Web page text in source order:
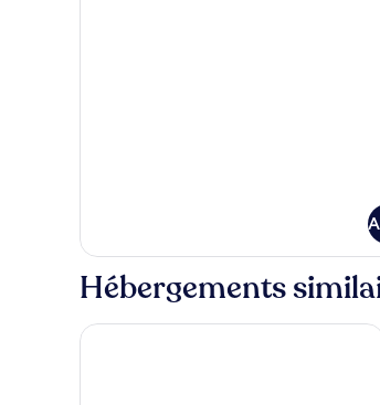
Hébergements
Hello Hotels Bucharest